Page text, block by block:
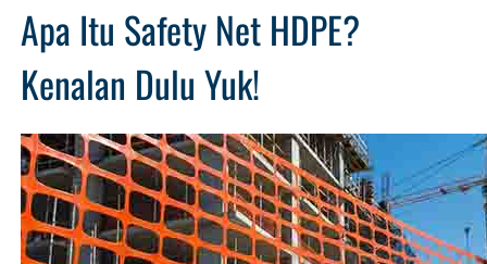
Apa Itu Safety Net HDPE?
Kenalan Dulu Yuk!